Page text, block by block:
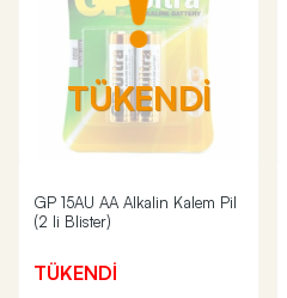
TÜKENDİ
GP 15AU AA Alkalin Kalem Pil
(2 li Blister)
TÜKENDİ